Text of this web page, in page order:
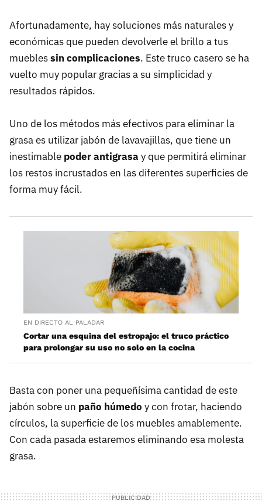
Afortunadamente, hay soluciones más naturales y
económicas que pueden devolverle el brillo a tus
mueblessin complicaciones. Este truco casero se ha
vuelto muy popular gracias a su simplicidad y
resultados rápidos.
Uno de los métodos más efectivos para eliminar la
grasa es utilizar jabón de lavavajillas, que tiene un
inestimable poder antigrasay que permitirá eliminar
los restos incrustados en las diferentes superficies de
forma muy fácil.
EN DIRECTO AL PALADAR
Cortar una esquina del estropajo: el truco práctico
para prolongar su uso no solo en la cocina
Basta con poner una pequeñísima cantidad de este
jabón sobre un paño húmedo y con frotar, haciendo
círculos, la superficie de los muebles amablemente.
Con cada pasada estaremos eliminando esa molesta
grasa.